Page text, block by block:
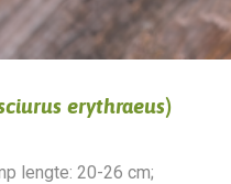
erythraeus)
lengte: 20-26 cm;